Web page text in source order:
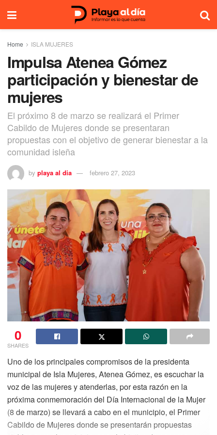
Home ISLA MUJERES
Impulsa Atenea Gómez
participación y bienestar de
mujeres
El próximo 8 de marzo se realizará el Primer
Cabildo de Mujeres donde se presentaran
propuestas con el objetivo de generar bienestar a la
comunidad isleña
by playa al dia febrero 27, 2023
0
SHARES
Uno de los principales compromisos de la presidenta
municipal de Isla Mujeres, Atenea Gómez, es escuchar la
voz de las mujeres y atenderlas, por esta razón en la
próxima conmemoración del Día Internacional de la Mujer
(8 de marzo) se llevará a cabo en el municipio, el Primer
Cabildo de Mujeres donde se presentarán propuestas